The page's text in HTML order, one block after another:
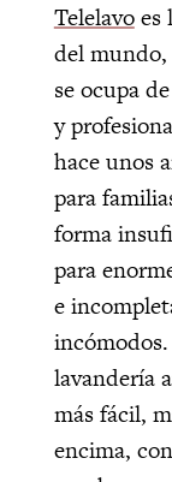
Telelavoes
del
se ocupa
y
hace unos
para
forma
para
e
lavandería
más fácil,
encima,